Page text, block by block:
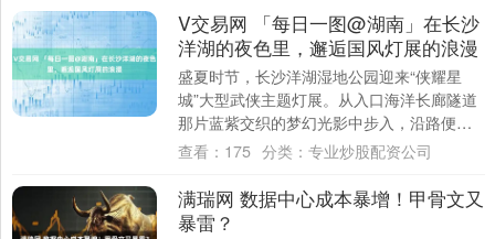
V交易网 「每日一图@湖南」在长沙
洋湖的夜色里，邂逅国风灯展的浪漫
盛夏时节，长沙洋湖湿地公园迎来“侠耀星
城”大型武侠主题灯展。从入口海洋长廊隧道
那片蓝紫交织的梦幻光影中步入，沿路便是
二十四节气与十二生肖国风灯组，错落排列
查看： 175 分类： 专业炒股配资公司
满瑞网 数据中心成本暴增！甲骨文又
暴雷？